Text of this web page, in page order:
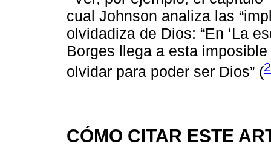
cual Johnson analiza las
olvidadiza de Dios: “En ‘La
Borges llega a esta
olvidar para poder ser Dios” (
CÓMO CITAR ESTE